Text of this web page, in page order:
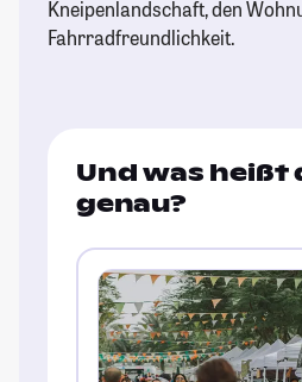
Kneipenlandschaft, den
Fahrradfreundlichkeit.
Und was heißt
genau?